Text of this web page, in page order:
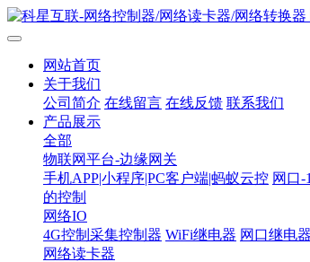
网站首页
关于我们
公司简介 在线留言 在线反馈 联系我们
产品展示
全部
物联网平台-边缘网关
手机APP|小程序|PC客户端|蚂蚁云控 网口-
的控制
网络IO
4G控制采集控制器 WiFi继电器 网口继电器
网络读卡器